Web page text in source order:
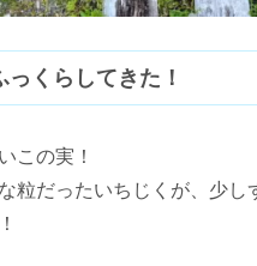
っくらしてきた！
この実！
粒だったいちじくが、少し